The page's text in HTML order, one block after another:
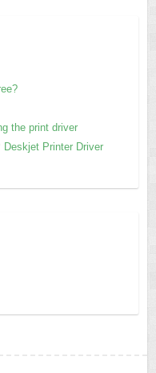
the print driver
Printer Driver